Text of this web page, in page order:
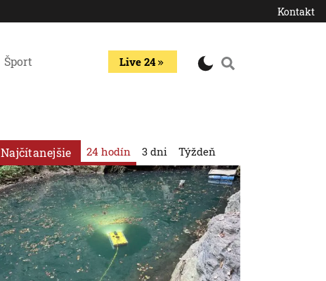
Kontakt
Šport Live 24
Najčítanejšie 24 hodín 3 dni Týždeň